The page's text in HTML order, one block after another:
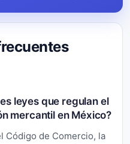
leyes que regulan el
mercantil en México?
Código de Comercio, la